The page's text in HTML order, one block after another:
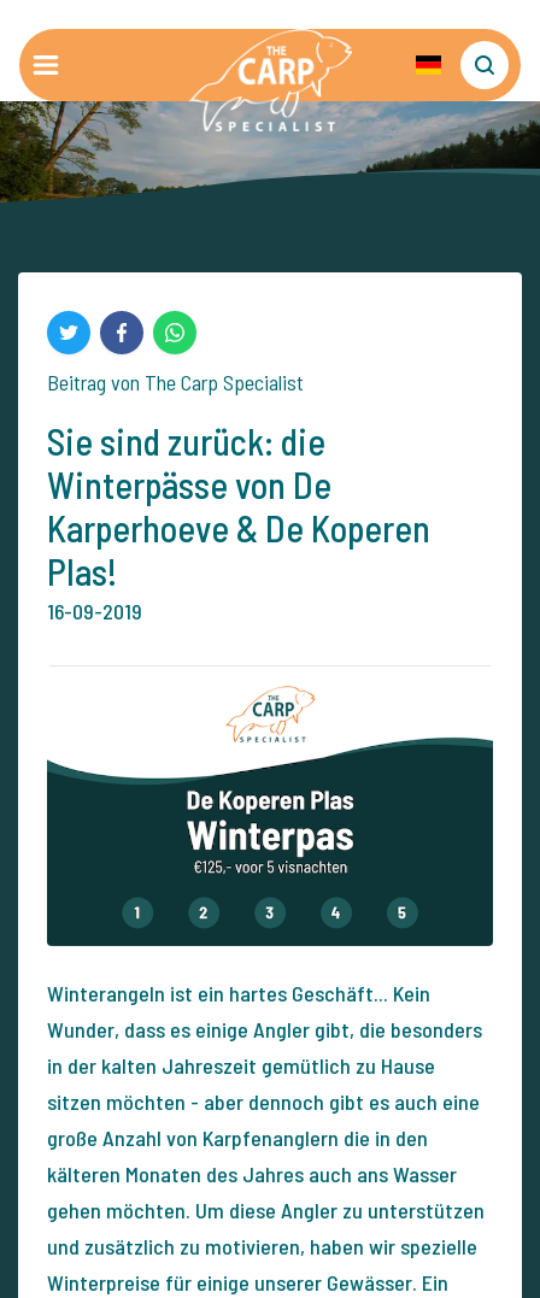
Beitrag von The Carp Specialist
Sie sind zurück: die
Winterpässe von De
Karperhoeve & De Koperen
Plas!
16-09-2019
Winterangeln ist ein hartes Geschäft... Kein
Wunder, dass es einige Angler gibt, die besonders
in der kalten Jahreszeit gemütlich zu Hause
sitzen möchten - aber dennoch gibt es auch eine
große Anzahl von Karpfenanglern die in den
kälteren Monaten des Jahres auch ans Wasser
gehen möchten. Um diese Angler zu unterstützen
und zusätzlich zu motivieren, haben wir spezielle
Winterpreise für einige unserer Gewässer. Ein